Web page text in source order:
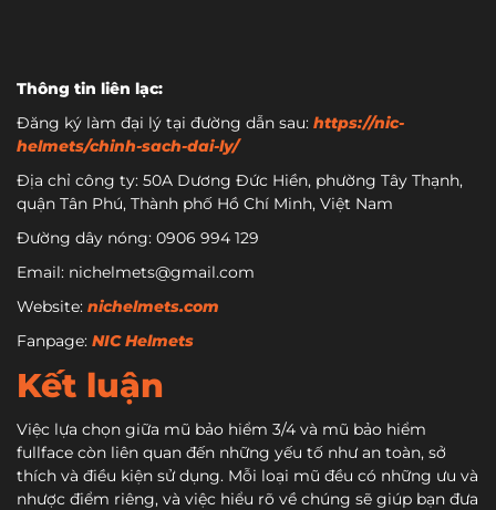
Thông tin liên lạc:
Đăng ký làm đại lý tại đường dẫn sau: https://nic-
helmets/chinh-sach-dai-ly/
Địa chỉ công ty: 50A Dương Đức Hiền, phường Tây Thạnh,
quận Tân Phú, Thành phố Hồ Chí Minh, Việt Nam
Đường dây nóng: 0906 994 129
Email: nichelmets@gmail.com
Website: nichelmets.com
Fanpage: NIC Helmets
Kết luận
Việc lựa chọn giữa mũ bảo hiểm 3/4 và mũ bảo hiểm
fullface còn liên quan đến những yếu tố như an toàn, sở
thích và điều kiện sử dụng. Mỗi loại mũ đều có những ưu và
nhược điểm riêng, và việc hiểu rõ về chúng sẽ giúp bạn đưa